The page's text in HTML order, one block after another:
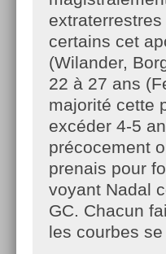
certains cet
(Wilander,
22 à 27 ans
majorité cette
excéder 4-5
précocement
prenais pour
voyant Nadal
GC. Chacun
les courbes